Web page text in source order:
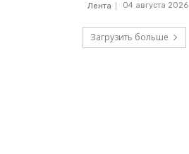
Лента 04 августа 2026
Загрузить больше